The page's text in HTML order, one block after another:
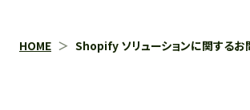
HOME Shopify ソリューションに関するお